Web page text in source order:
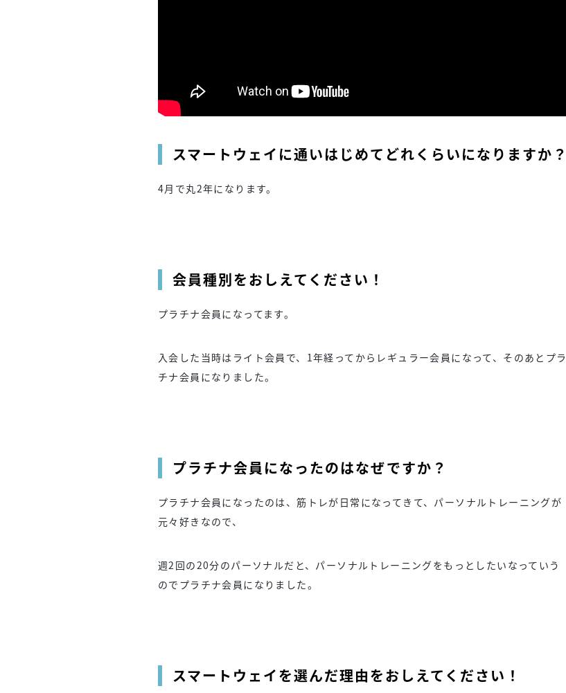
スマートウェイに通いはじめてどれくらいになりますか？
4月で丸2年になります。
会員種別をおしえてください！
プラチナ会員になってます。
入会した当時はライト会員で、1年経ってからレギュラー会員になって、そのあとプラ
チナ会員になりました。
プラチナ会員になったのはなぜですか？
プラチナ会員になったのは、筋トレが日常になってきて、パーソナルトレーニングが
元々好きなので、
週2回の20分のパーソナルだと、パーソナルトレーニングをもっとしたいなっていう
のでプラチナ会員になりました。
スマートウェイを選んだ理由をおしえてください！